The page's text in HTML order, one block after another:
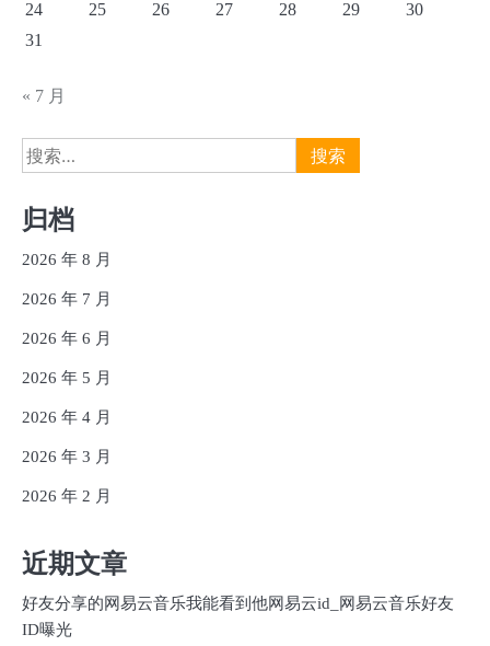
24
25 26 27 28 29
30
31
« 7 月
搜
索：
归档
2026 年 8 月
2026 年 7 月
2026 年 6 月
2026 年 5 月
2026 年 4 月
2026 年 3 月
2026 年 2 月
近期文章
好友分享的网易云音乐我能看到他网易云id_网易云音乐好友
ID曝光